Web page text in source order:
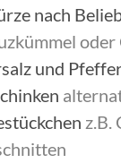
nach
und
z.B.